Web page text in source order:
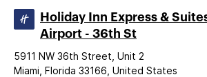
Holiday Inn Express &
Airport - 36th St
5911 NW 36th Street, Unit 2
Miami, Florida 33166, United States